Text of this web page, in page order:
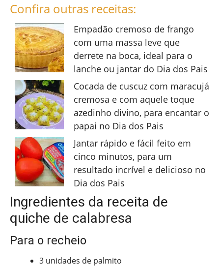
Confira outras receitas:
Empadão cremoso de frango
com uma massa leve que
derrete na boca, ideal para o
lanche ou jantar do Dia dos Pais
Cocada de cuscuz com maracujá
cremosa e com aquele toque
azedinho divino, para encantar o
papai no Dia dos Pais
Jantar rápido e fácil feito em
cinco minutos, para um
resultado incrível e delicioso no
Dia dos Pais
Ingredientes da receita de
quiche de calabresa
Para o recheio
3 unidades de palmito